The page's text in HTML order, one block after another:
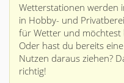
Wetterstationen werden
in Hobby- und
für Wetter und möchtest
Oder hast du bereits
Nutzen daraus ziehen?
richtig!